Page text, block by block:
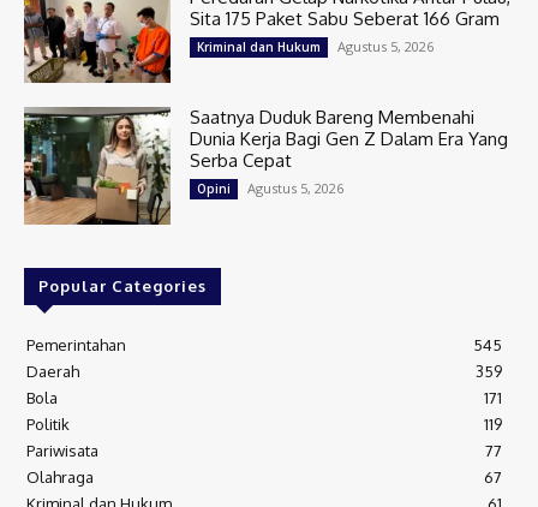
Sita 175 Paket Sabu Seberat 166 Gram
Kriminal dan Hukum Agustus 5, 2026
Saatnya Duduk Bareng Membenahi
Dunia Kerja Bagi Gen Z Dalam Era Yang
Serba Cepat
Opini Agustus 5, 2026
Popular Categories
Pemerintahan
545
Daerah
359
Bola
171
Politik
119
Pariwisata
77
Olahraga
67
Kriminal dan Hukum
61